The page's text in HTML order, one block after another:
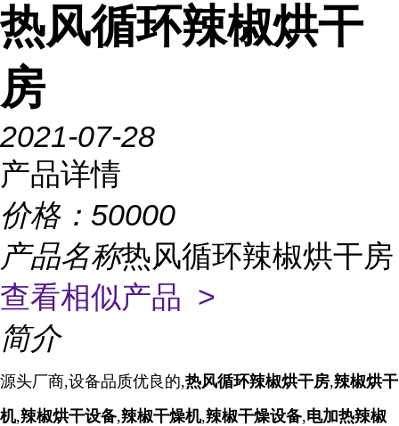
热风循环辣椒烘干
房
2021-07-28
产品详情
价格： 50000
产品名称热风循环辣椒烘干房
查看相似产品 >
简介
源头厂商,设备品质优良的,热风循环辣椒烘干房,辣椒烘干
机,辣椒烘干设备,辣椒干燥机,辣椒干燥设备,电加热辣椒